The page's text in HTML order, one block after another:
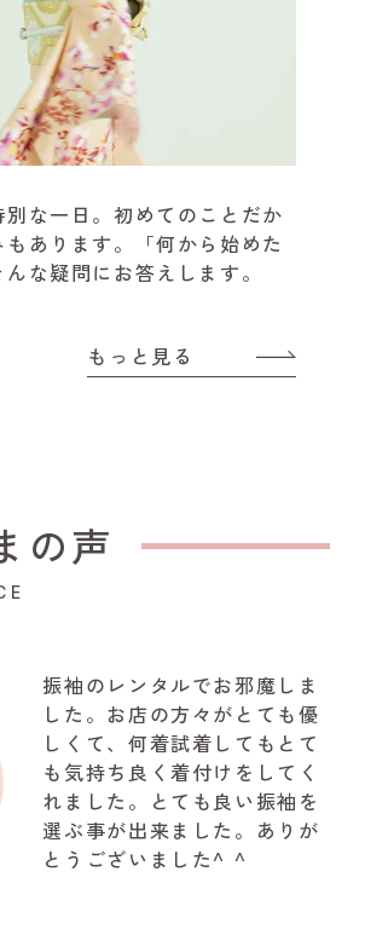
別な一日。初めてのことだか
あります。
「何から始めた
な疑問にお答えします。
もっと見る
の声
振袖のレンタルでお邪魔しま
した。お店の方々がとても優
しくて、何着試着してもとて
も気持ち良く着付けをしてく
れました。とても良い振袖を
選ぶ事が出来ました。ありが
とうございました^ ^